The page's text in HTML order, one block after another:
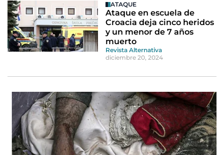
ATAQUE
Ataque en escuela de
Croacia deja cinco heridos
y un menor de 7 años
muerto
Revista Alternativa
diciembre 20, 2024